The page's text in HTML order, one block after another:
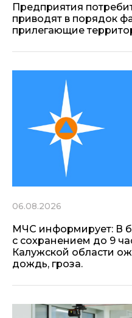
Предприятия
приводят в порядок
прилегающие
06.08.2026
МЧС информирует: В
с сохранением до 9
Калужской области
дождь, гроза.